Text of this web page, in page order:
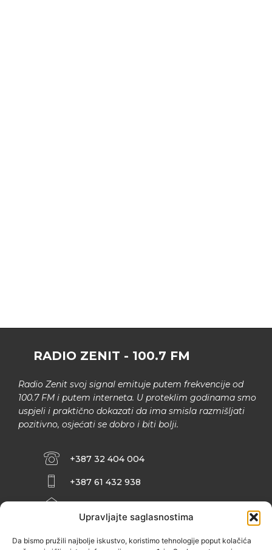
Upravljajte saglasnostima
Da bismo pružili najbolje iskustvo, koristimo tehnologije poput kolačića
RADIO ZENIT - 100.7 FM
Radio Zenit svoj signal emituje putem frekvencije od
100.7 FM i putem interneta. U proteklim godinama smo
uspjeli i praktično dokazati da ima smisla razmišljati
pozitivno, osjećati se dobro i biti bolji.
+387 32 404 004
+387 61 432 938
INFO@ZENIT.BA
ZENIČANKA, 3. SPRAT), 72000 ZENICA